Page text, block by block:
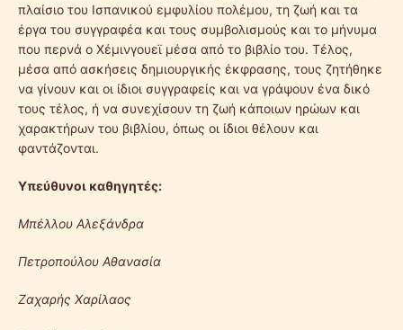
πλαίσιο του Ισπανικού εμφυλίου πολέμου, τη ζωή και τα
έργα του συγγραφέα και τους συμβολισμούς και το μήνυμα
που περνά ο Χέμινγουεϊ μέσα από το βιβλίο του. Τέλος,
μέσα από ασκήσεις δημιουργικής έκφρασης, τους ζητήθηκε
να γίνουν και οι ίδιοι συγγραφείς και να γράψουν ένα δικό
τους τέλος, ή να συνεχίσουν τη ζωή κάποιων ηρώων και
χαρακτήρων του βιβλίου, όπως οι ίδιοι θέλουν και
φαντάζονται.
Υπεύθυνοι καθηγητές:
Μπέλλου Αλεξάνδρα
Πετροπούλου Αθανασία
Ζαχαρής Χαρίλαος